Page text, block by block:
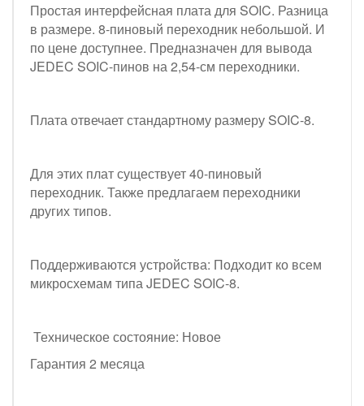
Простая интерфейсная плата для SOIC. Разница
в размере. 8-пиновый переходник небольшой. И
по цене доступнее. Предназначен для вывода
JEDEC SOIC-пинов на 2,54-см переходники.
Плата отвечает стандартному размеру SOIC-8.
Для этих плат существует 40-пиновый
переходник. Также предлагаем переходники
других типов.
Поддерживаются устройства: Подходит ко всем
микросхемам типа JEDEC SOIC-8.
Техническое состояние: Новое
Гарантия 2 месяца